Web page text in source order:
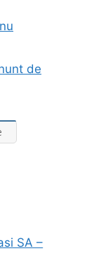
de
SA –